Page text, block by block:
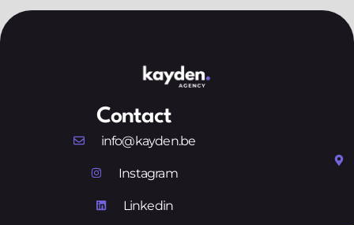
Contact
info@kayden.be
Instagram
Linkedin